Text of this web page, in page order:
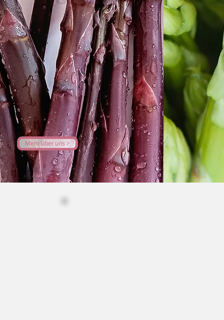
Mehr über uns >